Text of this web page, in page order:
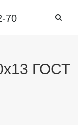
70
ГОСТ